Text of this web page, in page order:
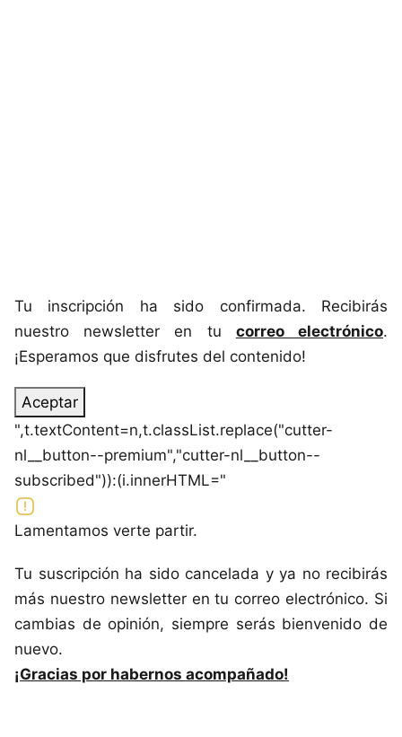
Tu inscripción ha sido confirmada. Recibirás
nuestro newsletter en tu correo electrónico.
¡Esperamos que disfrutes del contenido!
Aceptar
",t.textContent=n,t.classList.replace("cutter-
nl__button--premium","cutter-nl__button--
subscribed")):(i.innerHTML="
Lamentamos verte partir.
Tu suscripción ha sido cancelada y ya no recibirás
más nuestro newsletter en tu correo electrónico. Si
cambias de opinión, siempre serás bienvenido de
nuevo.
¡Gracias por habernos acompañado!